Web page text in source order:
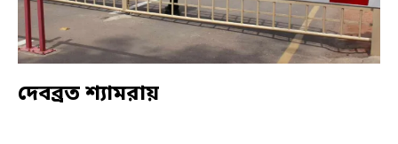
দেবব্রত শ্যামরায়